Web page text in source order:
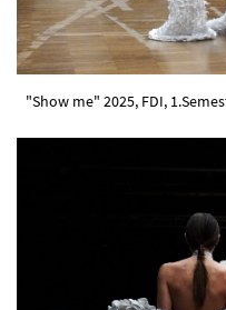
"Show me" 2025, FDI,